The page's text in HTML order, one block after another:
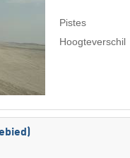
Pistes
Hoogteverschil